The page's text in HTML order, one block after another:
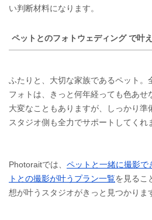
い判断材料になります。
ペットとのフォトウェディング で叶
ふたりと、大切な家族であるペット。
フォトは、きっと何年経っても色あせ
大変なこともありますが、しっかり準
スタジオ側も全力でサポートしてくれ
Photoraitでは、 ペットと一緒に撮影で
トとの撮影が叶うプラン一覧を見るこ
想が叶うスタジオがきっと見つかりま